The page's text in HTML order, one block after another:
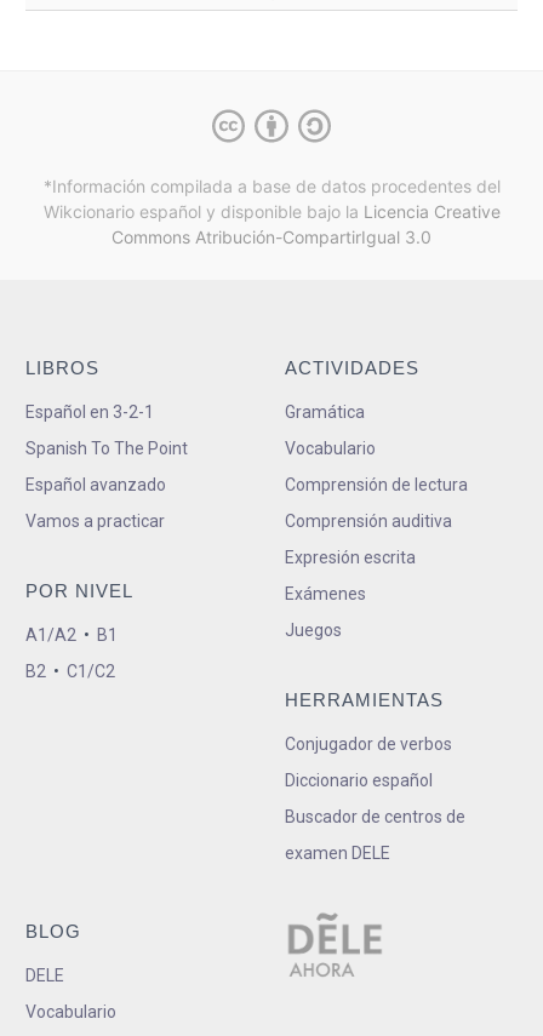
*Información compilada a base de datos procedentes del
Wikcionario español y disponible bajo la Licencia Creative
Commons Atribución-CompartirIgual 3.0
LIBROS
Español en 3-2-1
Spanish To The Point
Español avanzado
Vamos a practicar
POR NIVEL
A1/A2 • B1
B2 • C1/C2
ACTIVIDADES
Gramática
Vocabulario
Comprensión de lectura
Comprensión auditiva
Expresión escrita
Exámenes
Juegos
HERRAMIENTAS
Conjugador de verbos
Diccionario español
Buscador de centros de
examen DELE
BLOG
DELE
Vocabulario